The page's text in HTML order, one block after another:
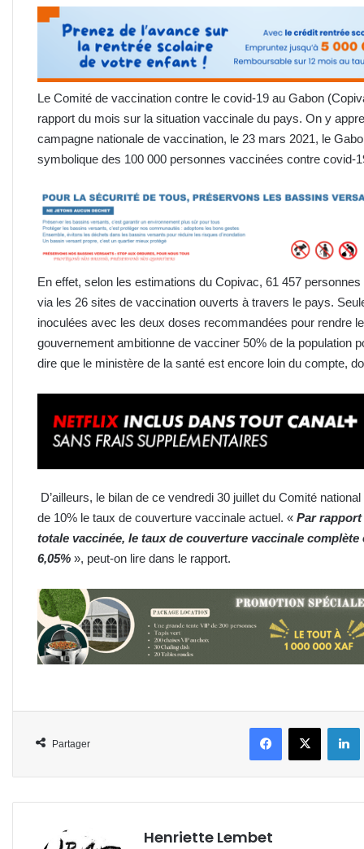
Le Comité de vaccination contre le covid-19 au Gabon
rapport du mois sur la situation vaccinale du pays. On y
campagne nationale de vaccination, le 23 mars 2021, le
symbolique des 100 000 personnes vaccinées contre covid-
En effet, selon les estimations du Copivac, 61 457
via les 26 sites de vaccination ouverts à travers le pays.
inoculées avec les deux doses recommandées pour rendre
gouvernement ambitionne de vacciner 50% de la population
dire que le ministère de la santé est encore loin du compte,
D’ailleurs, le bilan de ce vendredi 30 juillet du Comité
de 10% le taux de couverture vaccinale actuel. « Par rapport
totale vaccinée, le taux de couverture vaccinale
6,05% », peut-on lire dans le rapport.
Partager
FacebookX
Henriette Lembet